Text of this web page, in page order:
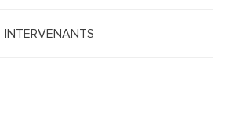
INTERVENANTS